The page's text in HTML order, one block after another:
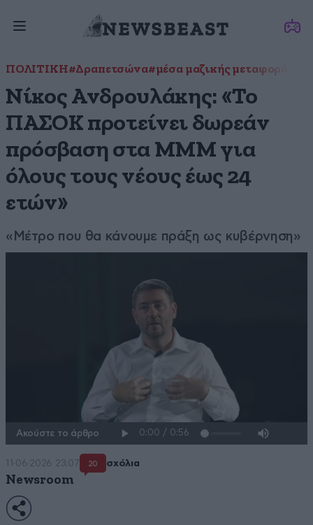
ΠΟΛΙΤΙΚΗ#Δραπετσώνα#μέσα μαζικής μεταφοράς
Νίκος Ανδρουλάκης: «To
ΠΑΣΟΚ προτείνει δωρεάν
πρόσβαση στα ΜΜΜ για
όλους τους νέους έως 24
ετών»
«Μέτρο που θα κάνουμε πράξη ως κυβέρνηση»
Ακούστε το άρθρο
11·06·2026 23:07 20 σχόλια
Newsroom